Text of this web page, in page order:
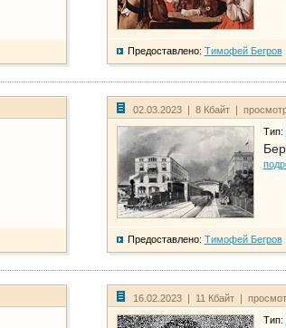
Предоставлено: Тимофей Бегров
02.03.2023 | 8 Кбайт |
Тип:
Предоставлено: Тимофей Бегров
16.02.2023 | 11 Кбайт |
Тип: